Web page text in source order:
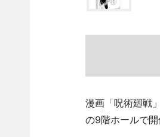
漫画「呪術廻戦
の9階ホールで開